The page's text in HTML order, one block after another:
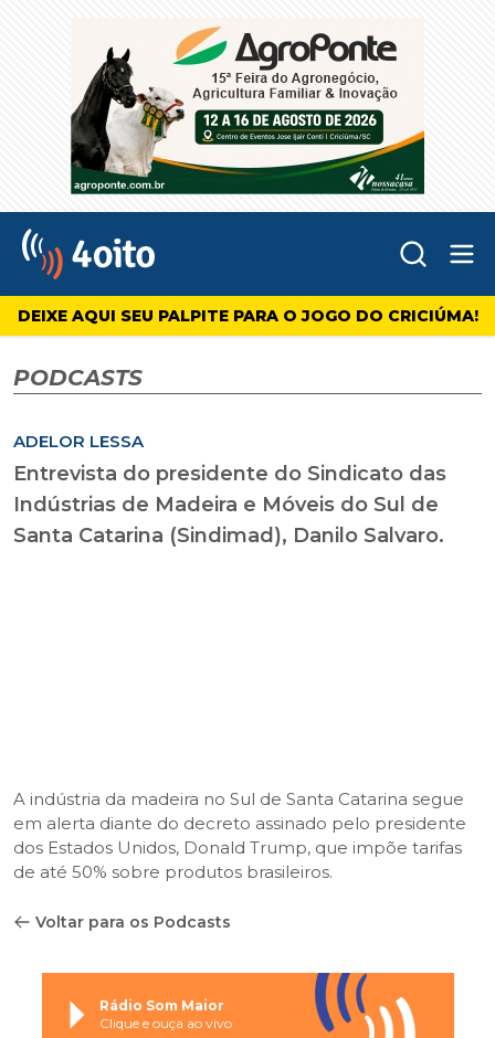
4oito
DEIXE AQUI SEU PALPITE PARA O JOGO DO CRICIÚMA!
PODCASTS
ADELOR LESSA
Entrevista do presidente do Sindicato das
Indústrias de Madeira e Móveis do Sul de
Santa Catarina (Sindimad), Danilo Salvaro.
A indústria da madeira no Sul de Santa Catarina segue
em alerta diante do decreto assinado pelo presidente
dos Estados Unidos, Donald Trump, que impõe tarifas
de até 50% sobre produtos brasileiros.
Voltar para os Podcasts
Rádio Som Maior
Clique e ouça ao vivo